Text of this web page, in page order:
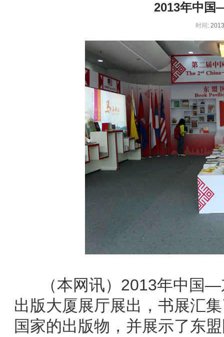
2013年中国
时间:
（本网讯）2013年中国—
出版大厦展厅展出，书展汇
国家的出版物，并展示了东